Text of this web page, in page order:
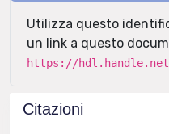
Utilizza questo
un link a questo
https://hdl.handle.net/
Citazioni